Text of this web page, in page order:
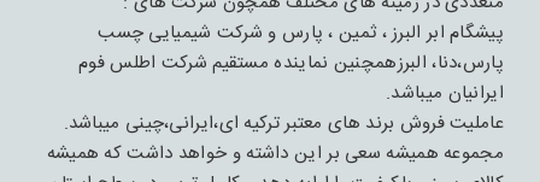
پیشگام ابر البرز ، ثمین ، پارس و شرکت شیمیایی چسب
پارس،دنا، البرزهمچنین نماینده مستقیم شرکت اطلس فوم
ایرانیان میباشد.
عاملیت فروش برند های معتبر ترکیه ای،ایرانی،چینی میباشد.
مجموعه همیشه سعی بر این داشته و خواهد داشت که همیشه